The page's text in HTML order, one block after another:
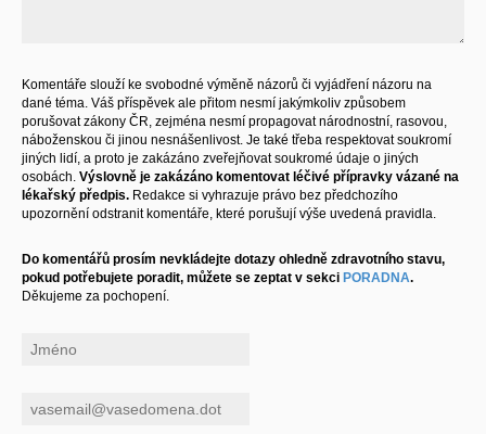
Komentáře slouží ke svobodné výměně názorů či vyjádření názoru na
dané téma. Váš příspěvek ale přitom nesmí jakýmkoliv způsobem
porušovat zákony ČR, zejména nesmí propagovat národnostní, rasovou,
náboženskou či jinou nesnášenlivost. Je také třeba respektovat soukromí
jiných lidí, a proto je zakázáno zveřejňovat soukromé údaje o jiných
osobách. Výslovně je zakázáno komentovat léčivé přípravky vázané na
lékařský předpis. Redakce si vyhrazuje právo bez předchozího
upozornění odstranit komentáře, které porušují výše uvedená pravidla.
Do komentářů prosím nevkládejte dotazy ohledně zdravotního stavu,
pokud potřebujete poradit, můžete se zeptat v sekci PORADNA.
Děkujeme za pochopení.